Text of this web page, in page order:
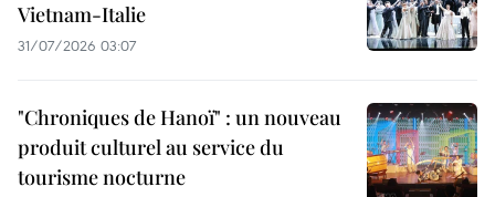
Vietnam-Italie
31/07/2026 03:07
"Chroniques de Hanoï" : un nouveau
produit culturel au service du
tourisme nocturne